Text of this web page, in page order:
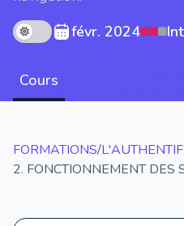
Theme modefévr. 2024
Cours
FORMATIONS/
2. FONCTIONNEMENT DES